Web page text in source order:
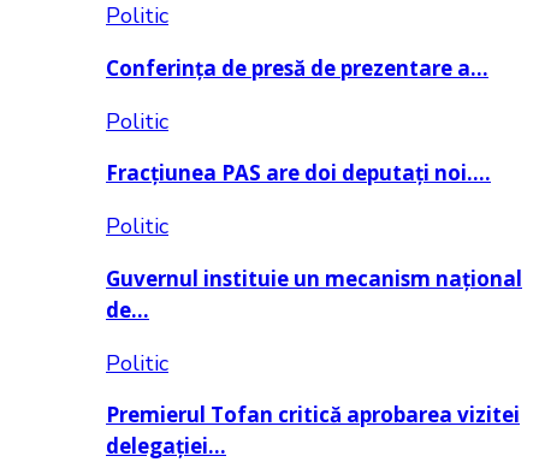
Politic
Conferința de presă de prezentare a…
Politic
Fracțiunea PAS are doi deputați noi….
Politic
Guvernul instituie un mecanism național
de…
Politic
Premierul Tofan critică aprobarea vizitei
delegației…